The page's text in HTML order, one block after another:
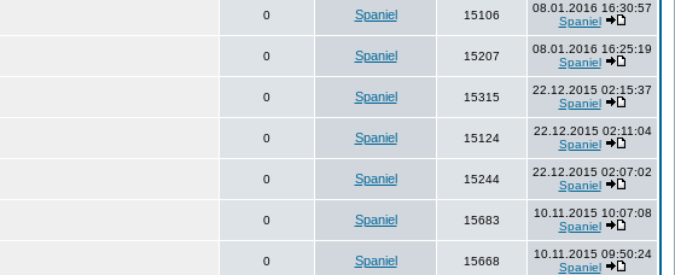
0 Spaniel 15106
08.01.2016 16:30:57
Spaniel
0 Spaniel 15207
08.01.2016 16:25:19
Spaniel
0 Spaniel 15315
22.12.2015 02:15:37
Spaniel
0 Spaniel 15124
22.12.2015 02:11:04
Spaniel
0 Spaniel 15244
22.12.2015 02:07:02
Spaniel
0 Spaniel 15683
10.11.2015 10:07:08
Spaniel
0 Spaniel 15668
10.11.2015 09:50:24
Spaniel